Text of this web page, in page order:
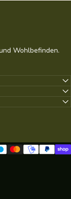
Wohlbefinden.